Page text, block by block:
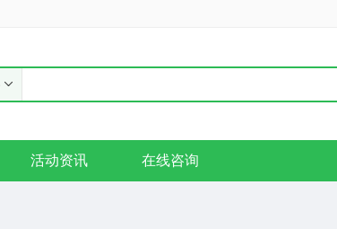
活动资讯 在线咨询